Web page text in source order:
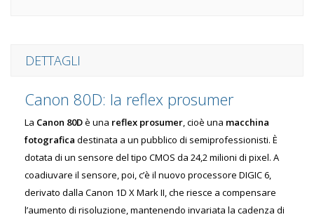
DETTAGLI
Canon 80D: la reflex prosumer
La Canon 80Dè una reflex prosumer, cioè una macchina
fotografica destinata a un pubblico di semiprofessionisti. È
dotata di un sensore del tipo CMOS da 24,2 milioni di pixel. A
coadiuvare il sensore, poi, c’è il nuovo processore DIGIC 6,
derivato dalla Canon 1D X Mark II, che riesce a compensare
l’aumento di risoluzione, mantenendo invariata la cadenza di